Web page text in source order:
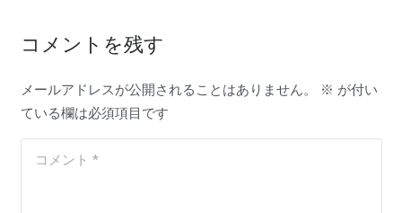
コメントを残す
メールアドレスが公開されることはありません。 ※ が付い
ている欄は必須項目です